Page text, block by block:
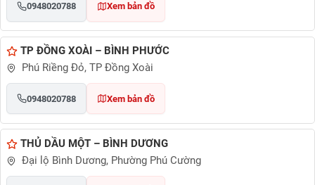
0948020788 Xem bản đồ
TP ĐỒNG XOÀI – BÌNH PHƯỚC
Phú Riềng Đỏ, TP Đồng Xoài
0948020788 Xem bản đồ
THỦ DẦU MỘT – BÌNH DƯƠNG
Đại lộ Bình Dương, Phường Phú Cường